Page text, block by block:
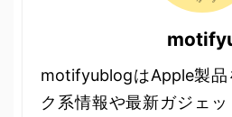
motifyublogはApple製品
ク系情報や最新ガジェッ